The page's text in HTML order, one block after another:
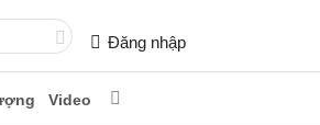
Đăng nhập
Video